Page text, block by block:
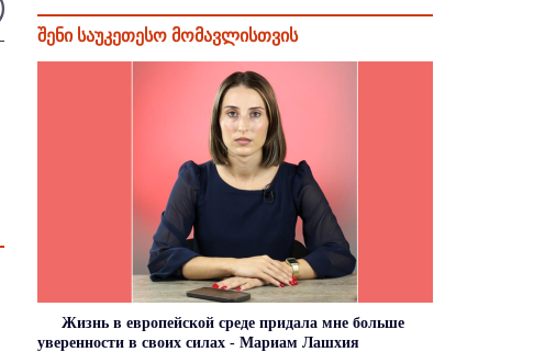
შენი საუკეთესო მომავლისთვის
Жизнь в европейской среде придала мне больше
уверенности в своих силах - Мариам Лашхия